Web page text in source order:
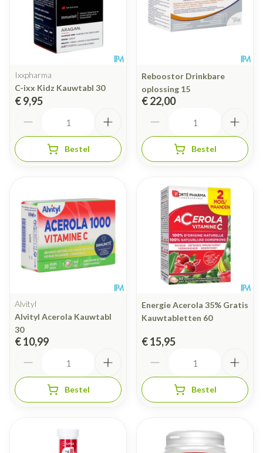
Ixxpharma
C-ixx Kidz Kauwtabl 30
€ 9,95
Bestel
Reboostor Drinkbare
oplossing 15
€ 22,00
Bestel
Alvityl
Alvityl Acerola Kauwtabl
30
€ 10,99
Bestel
Energie Acerola 35% Gratis
Kauwtabletten 60
€ 15,95
Bestel